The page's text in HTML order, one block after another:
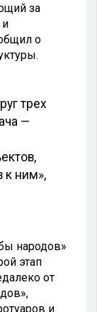
за
о
трех
—
к ним»,
народов»
этап
от
и